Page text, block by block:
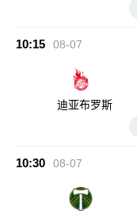
10:15 08-07
迪亚布罗斯
10:30 08-07